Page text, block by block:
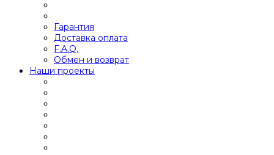
Гарантия
Доставка оплата
F.A.Q.
Обмен и возврат
Наши проекты